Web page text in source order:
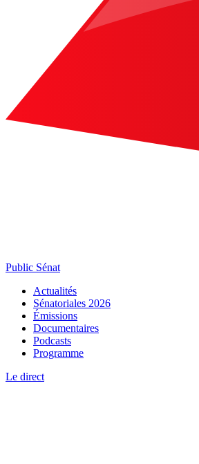
Public Sénat
Actualités
Sénatoriales 2026
Émissions
Documentaires
Podcasts
Programme
Le direct